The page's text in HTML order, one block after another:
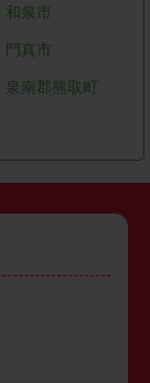
和泉市
門真市
泉南郡熊取町